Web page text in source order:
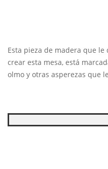
Esta pieza de madera que
crear esta mesa, está
olmo y otras asperezas que